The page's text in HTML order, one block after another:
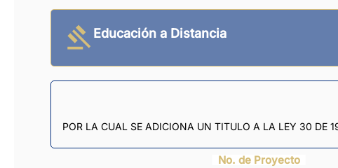
Educación a Distancia
POR LA CUAL SE ADICIONA UN TITULO A LA LEY 30 DE
No. de Proyecto